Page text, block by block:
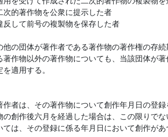
的著作物を公衆に提示した者
して前号の複製物を保存した者
の団体が著作者である著作物の著作権の存続
作物以外の著作物についても、当該団体が
適用する。
者は、その著作物について創作年月日の登録
創作後六月を経過した場合は、この限りでな
は、その登録に係る年月日において創作があ